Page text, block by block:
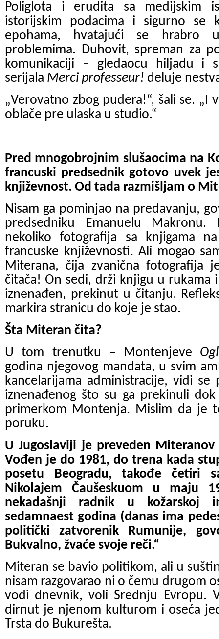
Poliglota i erudita sa medijskim
istorijskim podacima i sigurno se
epohama, hvatajući se hrabro
problemima. Duhovit, spreman za
komunikaciji – gledaocu hiljadu i
serijala Merci professeur! deluje
„Verovatno zbog pudera!“, šali se. „I
oblače pre ulaska u studio.“
Pred mnogobrojnim slušaocima na
francuski predsednik gotovo uvek
književnost. Od tada razmišljam o
Nisam ga pominjao na predavanju,
predsedniku Emanuelu
nekoliko fotografija sa knjigama
francuske književnosti. Ali mogao
Miterana, čija zvanična fotografija
čitača! On sedi, drži knjigu u rukama
iznenađen, prekinut u čitanju.
markira stranicu do koje je stao.
Šta Miteran čita?
U tom trenutku – Montenjeve
godina njegovog mandata, u svim
kancelarijama administracije, vidi se
iznenađenog što su ga prekinuli
primerkom Montenja. Mislim da je
poruku.
U Jugoslaviji je preveden
Vođen je do 1981, do trena kada
posetu Beogradu, takođe četiri
Nikolajem Čaušeskuom u maju
nekadašnji radnik u
sedamnaest godina (danas ima
politički zatvorenik Rumunije,
Bukvalno, žvaće svoje reči.“
Miteran se bavio politikom, ali u
nisam razgovarao ni o čemu drugom
vodi dnevnik, voli Srednju Evropu.
dirnut je njenom kulturom i oseća
Trsta do Bukurešta.